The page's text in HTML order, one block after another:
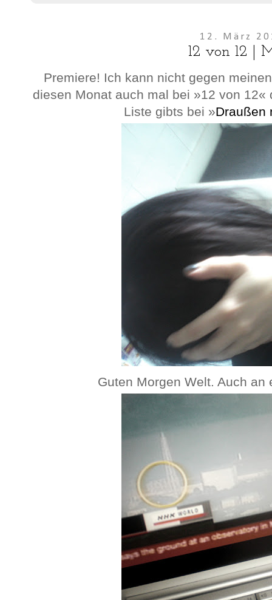
12. März
12 von 12 |
Premiere! Ich kann nicht gegen
diesen Monat auch mal bei »12 von
Liste gibts bei »Draußen
Guten Morgen Welt. Auch an